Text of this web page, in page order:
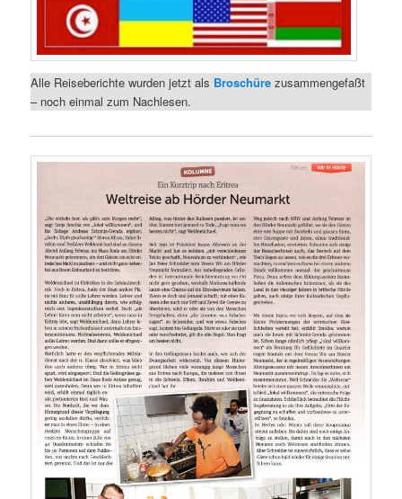
Alle Reiseberichte wurden jetzt als Broschüre zusammengefaßt
– noch einmal zum Nachlesen.